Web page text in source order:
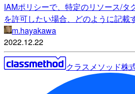
IAMポリシーで、特定のリソース/タ
を許可したい場合、どのように記載
m.hayakawa
2022.12.22
クラスメソッド株